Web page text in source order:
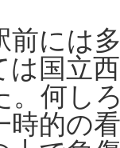
前には
は国立
。何し
時的の